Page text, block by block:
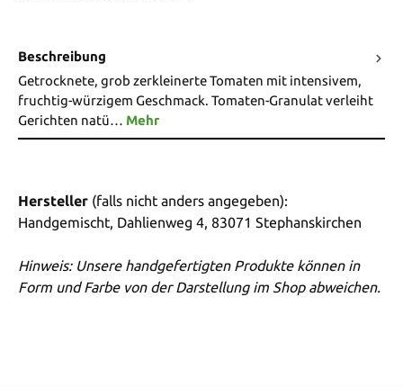
Beschreibung
Getrocknete, grob zerkleinerte Tomaten mit intensivem,
fruchtig-würzigem Geschmack. Tomaten-Granulat verleiht
Gerichten natü… Mehr
Hersteller (falls nicht anders angegeben):
Handgemischt, Dahlienweg 4, 83071 Stephanskirchen
Hinweis: Unsere handgefertigten Produkte können in
Form und Farbe von der Darstellung im Shop abweichen.